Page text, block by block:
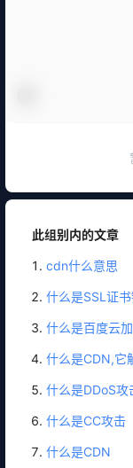
此组别内的文章
cdn什么意思
什么是SSL证
什么是百度云
什么是CDN,它
什么是DDoS攻
什么是CC攻击
什么是CDN